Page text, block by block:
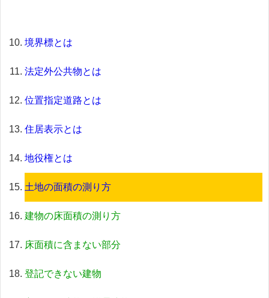
境界標とは
法定外公共物とは
位置指定道路とは
住居表示とは
地役権とは
土地の面積の測り方
建物の床面積の測り方
床面積に含まない部分
登記できない建物